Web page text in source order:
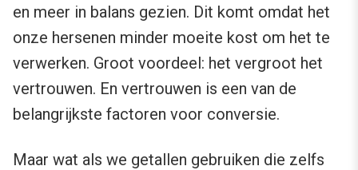
en meer in balans gezien. Dit komt omdat het
onze hersenen minder moeite kost om het te
verwerken. Groot voordeel: het vergroot het
vertrouwen. En vertrouwen is een van de
belangrijkste factoren voor conversie.
Maar wat als we getallen gebruiken die zelfs